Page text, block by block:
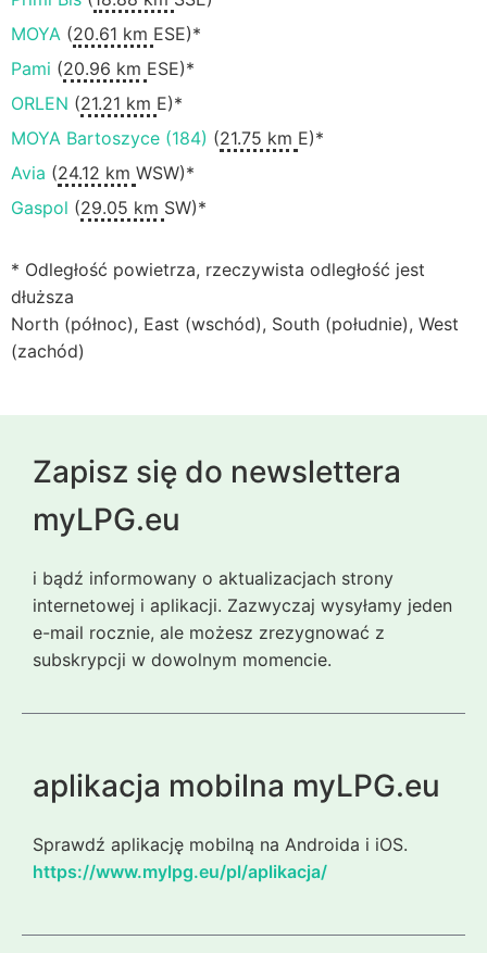
MOYA (20.61 km ESE)*
Pami (20.96 km ESE)*
ORLEN (21.21 km E)*
MOYA Bartoszyce (184) (21.75 km E)*
Avia (24.12 km WSW)*
Gaspol (29.05 km SW)*
* Odległość powietrza, rzeczywista odległość jest
dłuższa
North (północ), East (wschód), South (południe), West
(zachód)
Zapisz się do newslettera
myLPG.eu
i bądź informowany o aktualizacjach strony
internetowej i aplikacji. Zazwyczaj wysyłamy jeden
e-mail rocznie, ale możesz zrezygnować z
subskrypcji w dowolnym momencie.
aplikacja mobilna myLPG.eu
Sprawdź aplikację mobilną na Androida i iOS.
https://www.mylpg.eu/pl/aplikacja/